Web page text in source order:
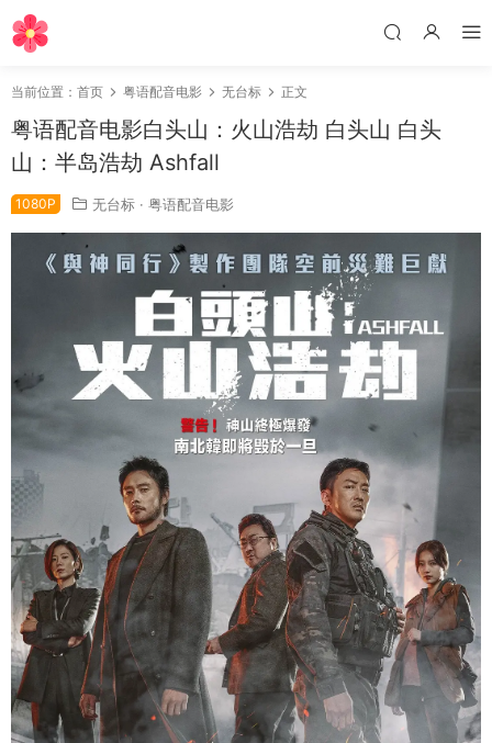
当前位置： 首页 粤语配音电影 无台标 正文
粤语配音电影白头山：火山浩劫 白头山 白头
山：半岛浩劫 Ashfall
1080P 无台标 · 粤语配音电影